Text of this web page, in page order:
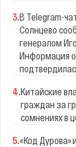
3.В Telegram-
Солнцево
генералом
Информация
4.Китайские
граждан за
сомнениях в
5.«Код Дурова»